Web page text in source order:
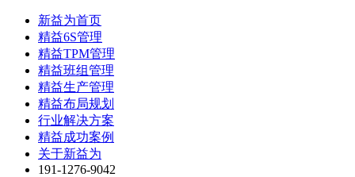
新益为首页
精益6S管理
精益TPM管理
精益班组管理
精益生产管理
精益布局规划
行业解决方案
精益成功案例
关于新益为
191-1276-9042